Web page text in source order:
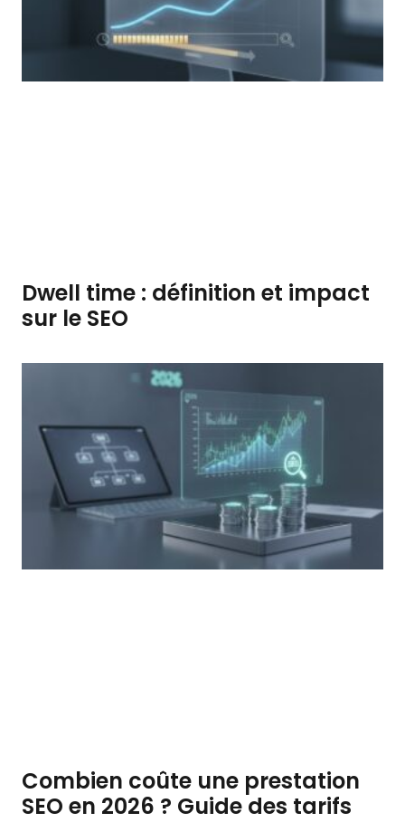
Dwell time : définition et impact
sur le SEO
Combien coûte une prestation
SEO en 2026 ? Guide des tarifs